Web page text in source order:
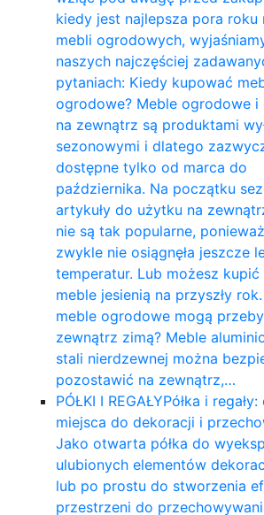
kiedy jest najlepsza pora roku
mebli ogrodowych,
naszych najczęściej
pytaniach: Kiedy kupować
ogrodowe? Meble ogrodowe i
na zewnątrz są produktami
sezonowymi i dlatego
dostępne tylko od marca do
października. Na początku
artykuły do ​​użytku na
nie są tak popularne,
zwykle nie osiągnęła jeszcze
temperatur. Lub możesz kupić
meble jesienią na przyszły
meble ogrodowe mogą
zewnątrz zimą? Meble
stali nierdzewnej można
pozostawić na zewnątrz,…
PÓŁKI I REGAŁYPółka i
miejsca do dekoracji i
Jako otwarta półka do
ulubionych elementów
lub po prostu do stworzenia
przestrzeni do